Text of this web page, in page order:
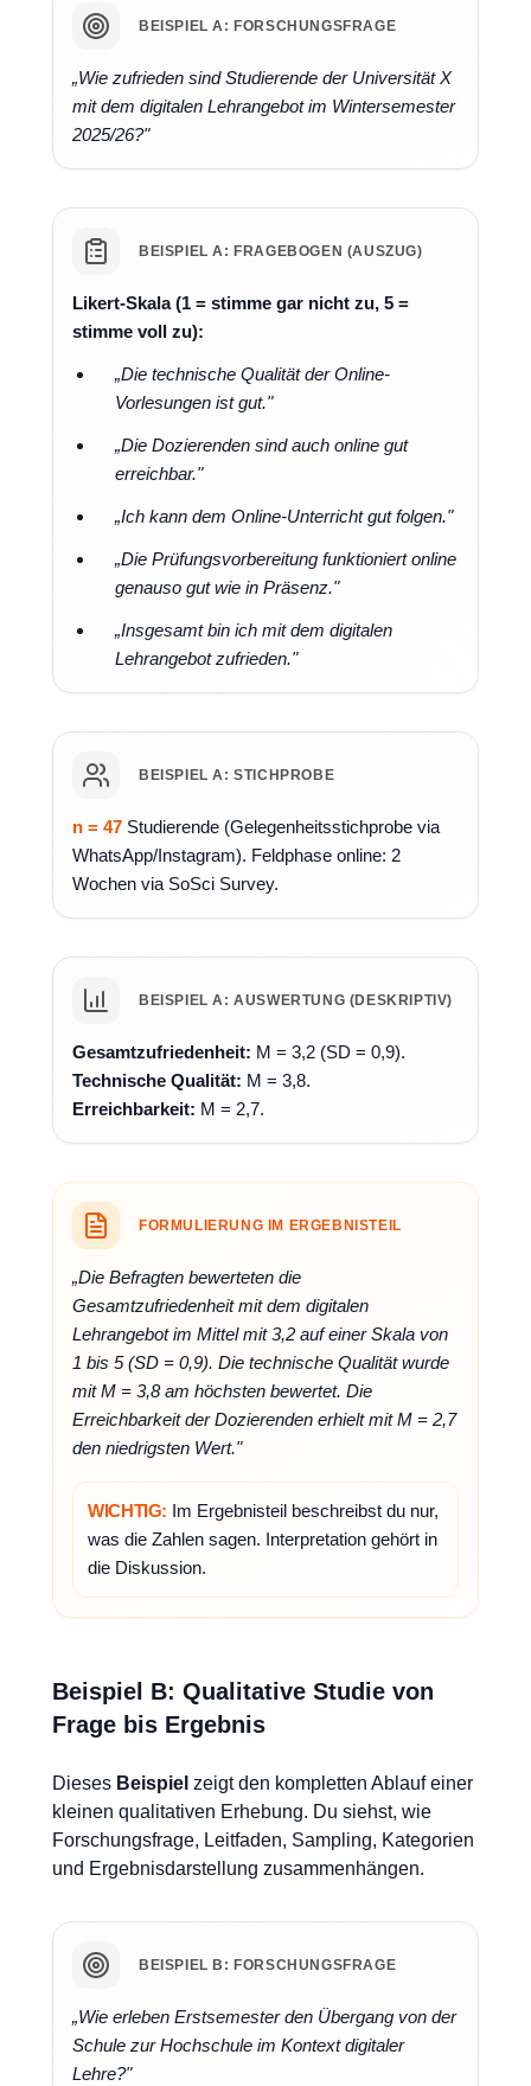
BEISPIEL A: FORSCHUNGSFRAGE
„Wie zufrieden sind Studierende der Universität X
mit dem digitalen Lehrangebot im Wintersemester
2025/26?"
BEISPIEL A: FRAGEBOGEN (AUSZUG)
Likert-Skala (1 = stimme gar nicht zu, 5 =
stimme voll zu):
„Die technische Qualität der Online-
Vorlesungen ist gut."
„Die Dozierenden sind auch online gut
erreichbar."
„Ich kann dem Online-Unterricht gut folgen."
„Die Prüfungsvorbereitung funktioniert online
genauso gut wie in Präsenz."
„Insgesamt bin ich mit dem digitalen
Lehrangebot zufrieden."
BEISPIEL A: STICHPROBE
n = 47 Studierende (Gelegenheitsstichprobe via
WhatsApp/Instagram). Feldphase online: 2
Wochen via SoSci Survey.
BEISPIEL A: AUSWERTUNG (DESKRIPTIV)
Gesamtzufriedenheit: M = 3,2 (SD = 0,9).
Technische Qualität: M = 3,8.
Erreichbarkeit: M = 2,7.
FORMULIERUNG IM ERGEBNISTEIL
„Die Befragten bewerteten die
Gesamtzufriedenheit mit dem digitalen
Lehrangebot im Mittel mit 3,2 auf einer Skala von
1 bis 5 (SD = 0,9). Die technische Qualität wurde
mit M = 3,8 am höchsten bewertet. Die
Erreichbarkeit der Dozierenden erhielt mit M = 2,7
den niedrigsten Wert."
WICHTIG: Im Ergebnisteil beschreibst du nur,
was die Zahlen sagen. Interpretation gehört in
die Diskussion.
Beispiel B: Qualitative Studie von
Frage bis Ergebnis
Dieses Beispiel zeigt den kompletten Ablauf einer
kleinen qualitativen Erhebung. Du siehst, wie
Forschungsfrage, Leitfaden, Sampling, Kategorien
und Ergebnisdarstellung zusammenhängen.
BEISPIEL B: FORSCHUNGSFRAGE
„Wie erleben Erstsemester den Übergang von der
Schule zur Hochschule im Kontext digitaler
Lehre?"